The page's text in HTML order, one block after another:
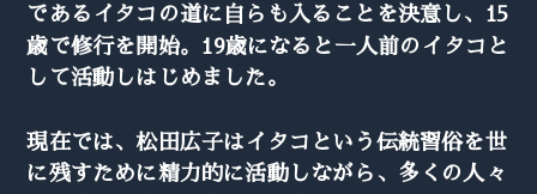
であるイタコの道に自らも入ることを決意し、15
歳で修行を開始。19歳になると一人前のイタコと
して活動しはじめました。
現在では、松田広子はイタコという伝統習俗を世
に残すために精力的に活動しながら、多くの人々